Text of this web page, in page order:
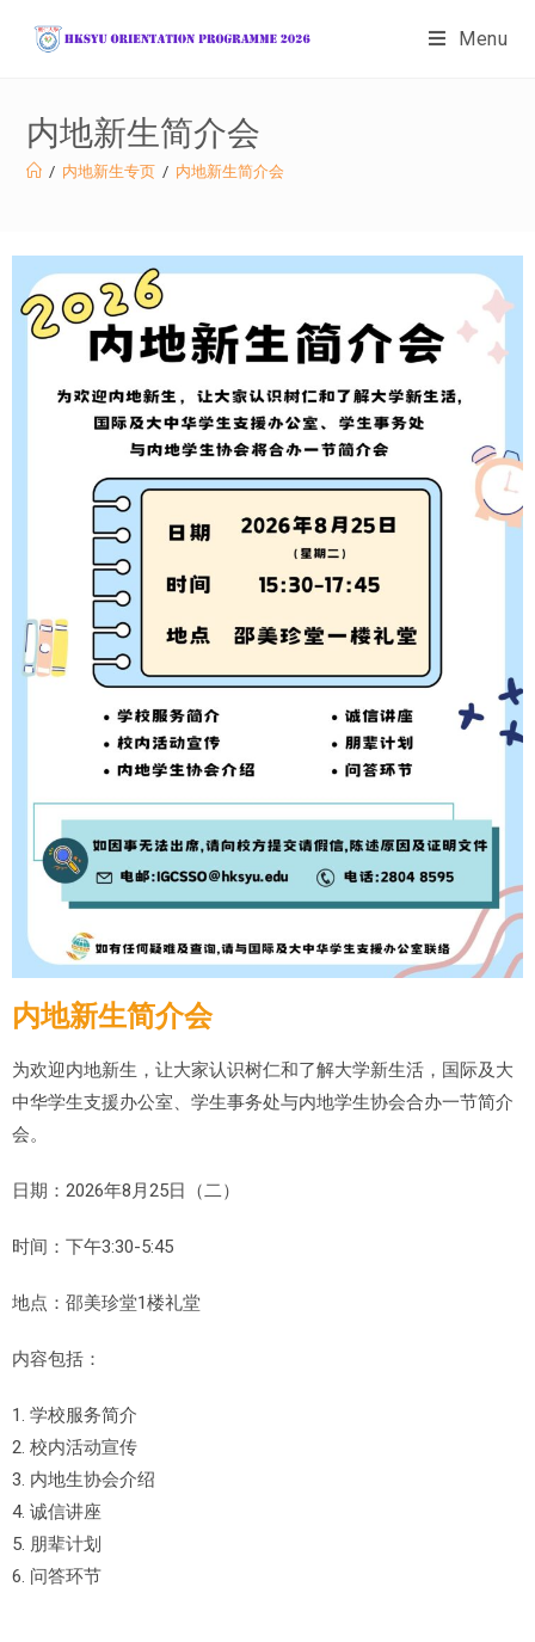
Menu
内地新生简介会
/ 内地新生专页 / 内地新生简介会
内地新生简介会
为欢迎内地新生，让大家认识树仁和了解大学新生活，国际及大
中华学生支援办公室、学生事务处与内地学生协会合办一节简介
会。
日期：2026年8月25日（二）
时间：下午3:30-5:45
地点：邵美珍堂1楼礼堂
内容包括：
1. 学校服务简介
2. 校内活动宣传
3. 内地生协会介绍
4. 诚信讲座
5. 朋辈计划
6. 问答环节